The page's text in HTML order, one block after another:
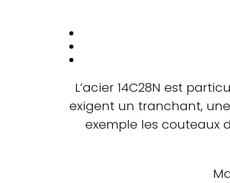
L’acier 14C28N est
exigent un tranchant,
exemple les couteaux